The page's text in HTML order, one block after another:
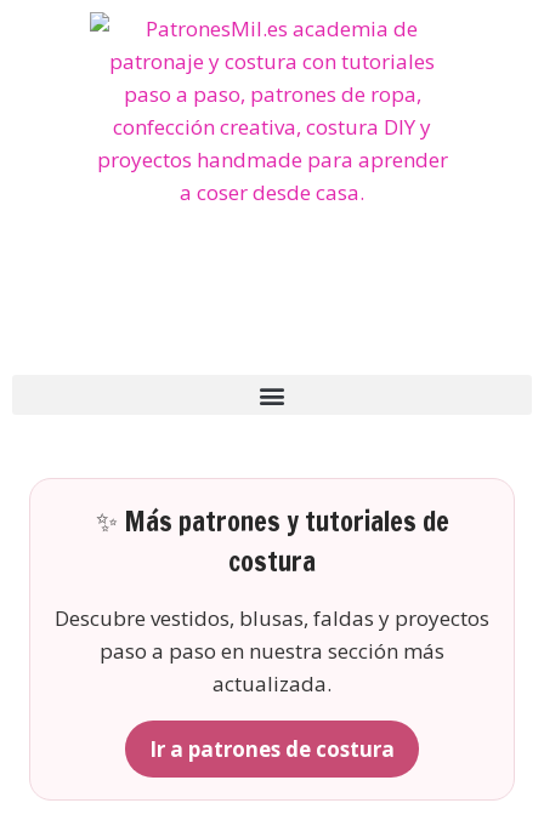
✨ Más patrones y tutoriales de
costura
Descubre vestidos, blusas, faldas y proyectos
paso a paso en nuestra sección más
actualizada.
Ir a patrones de costura